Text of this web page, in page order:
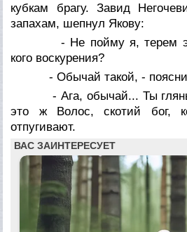
кубкам брагу. Завид
запахам, шепнул Якову:
- Не пойму я, терем
кого воскурения?
- Обычай такой, -
- Ага, обычай... Ты
это ж Волос, скотий бог,
отпугивают.